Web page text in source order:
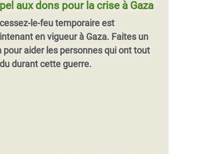
aux dons pour la crise à Gaza
le-feu temporaire est
en vigueur à Gaza. Faites un
pour aider les personnes qui ont tout
durant cette guerre.